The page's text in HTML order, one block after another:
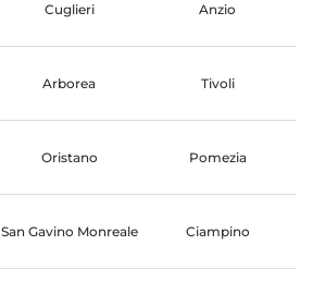
Cuglieri Anzio
Arborea Tivoli
Oristano Pomezia
San Gavino Monreale Ciampino